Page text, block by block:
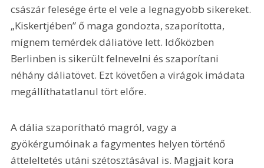
császár felesége érte el vele a legnagyobb sikereket.
„Kiskertjében” ő maga gondozta, szaporította,
mígnem temérdek dáliatöve lett. Időközben
Berlinben is sikerült felnevelni és szaporítani
néhány dáliatövet. Ezt követően a virágok imádata
megállíthatatlanul tört előre.
A dália szaporítható magról, vagy a
gyökérgumóinak a fagymentes helyen történő
átteleltetés utáni szétosztásával is. Magjait kora